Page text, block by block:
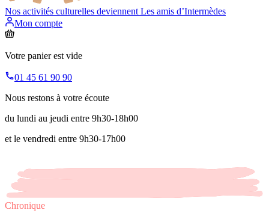
Nos activités culturelles deviennent Les amis d’Intermèdes
Mon compte
Votre panier est vide
01 45 61 90 90
Nous restons à votre écoute
du lundi au jeudi entre 9h30-18h00
et le vendredi entre 9h30-17h00
Chronique